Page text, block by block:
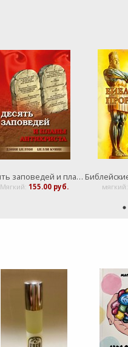
Десять заповедей и планы антихриста
Мягкий: 155.00 руб. мягкий: